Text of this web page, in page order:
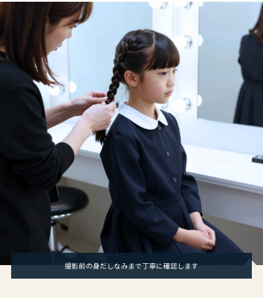
撮影前の身だしなみまで丁寧に確認します